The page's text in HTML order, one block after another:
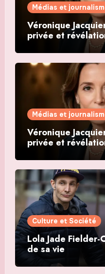
Médias et
Véronique
privée et
Médias et
Véronique
privée et
Culture et Société
Lola Jade Fielder-
de sa vie